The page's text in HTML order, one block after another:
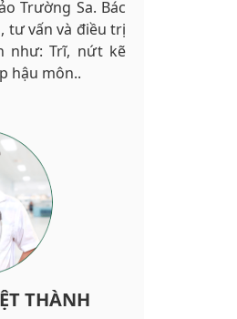
Trường Sa. Bác
tư vấn và điều trị
như: Trĩ, nứt kẽ
hậu môn..
THÀNH